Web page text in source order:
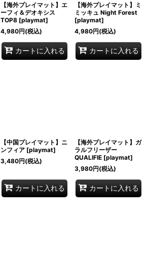
【海外プレイマット】エ
ーフィ＆デオキシス
TOP8 [playmat]
4,980円(税込)
カートに入れる
【海外プレイマット】ミ
ミッキュ Night Forest
[playmat]
4,980円(税込)
カートに入れる
【中国プレイマット】ニ
ンフィア [playmat]
3,480円(税込)
カートに入れる
【海外プレイマット】ガ
ラルフリーザー
QUALIFIE [playmat]
3,980円(税込)
カートに入れる